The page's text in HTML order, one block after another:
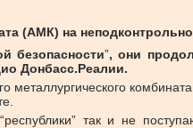
(АМК) на
безопасности”​, они
Донбасс.Реалии.
так и не